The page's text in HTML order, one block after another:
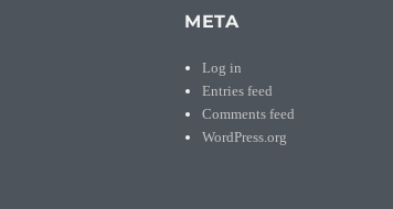
META
Log in
Entries feed
Comments feed
WordPress.org